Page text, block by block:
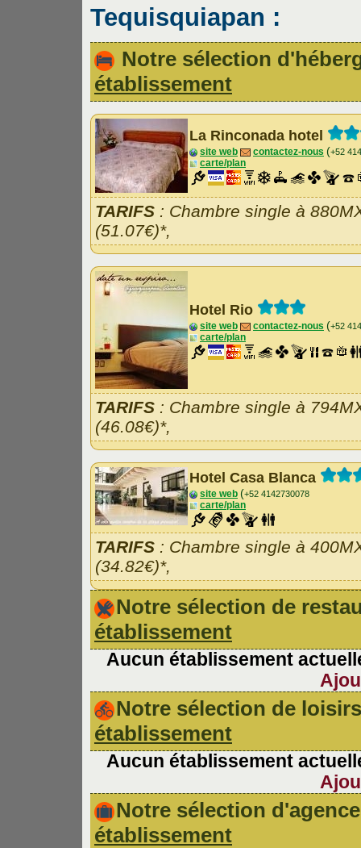
Tequisquiapan :
Notre sélection
établissement
La Rinconada hotel
site web contactez-nous (+52
carte/plan
TARIFS : Chambre single à
(51.07€)*,
Hotel Rio
site web contactez-nous (+52
carte/plan
TARIFS : Chambre single à
(46.08€)*,
Hotel Casa Blanca
site web (+52 4142730078
carte/plan
TARIFS : Chambre single à
(34.82€)*,
Notre sélection de
établissement
Aucun établissement
Notre sélection de
établissement
Aucun établissement
Notre sélection
établissement